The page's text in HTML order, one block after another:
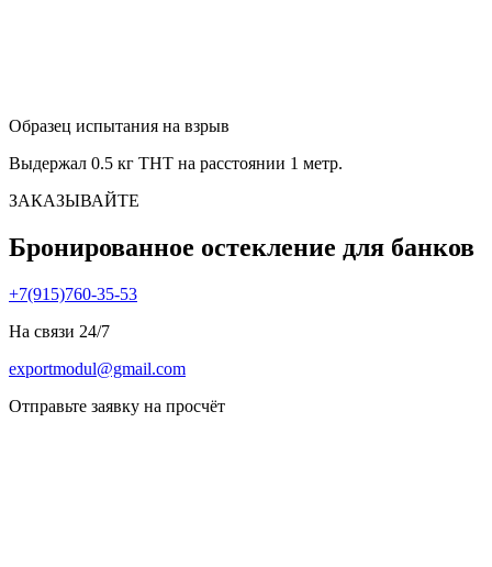
Образец испытания на взрыв
Выдержал 0.5 кг ТНТ на расстоянии 1 метр.
ЗАКАЗЫВАЙТЕ
Бронированное остекление для банков
+7(915)760-35-53
На связи 24/7
exportmodul@gmail.com
Отправьте заявку на просчёт